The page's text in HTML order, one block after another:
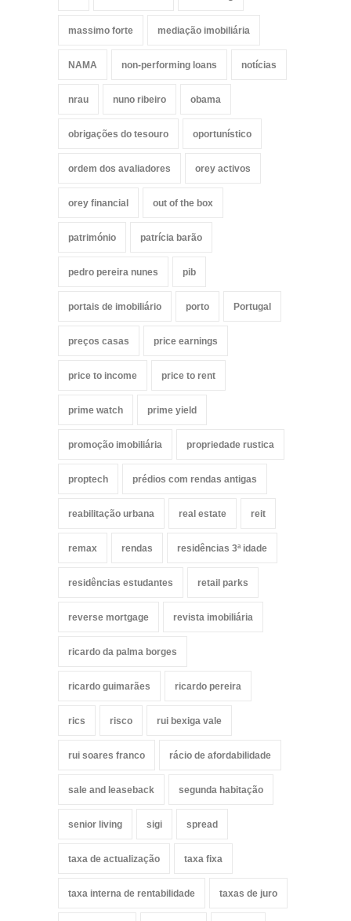
massimo forte mediação imobiliária
NAMA non-performing loans notícias
nrau nuno ribeiro obama
obrigações do tesouro oportunístico
ordem dos avaliadores orey activos
orey financial out of the box
património patrícia barão
pedro pereira nunes pib
portais de imobiliário porto Portugal
preços casas price earnings
price to income price to rent
prime watch prime yield
promoção imobiliária propriedade rustica
proptech prédios com rendas antigas
reabilitação urbana real estate reit
remax rendas residências 3ª idade
residências estudantes retail parks
reverse mortgage revista imobiliária
ricardo da palma borges
ricardo guimarães ricardo pereira
rics risco rui bexiga vale
rui soares franco rácio de afordabilidade
sale and leaseback segunda habitação
senior living sigi spread
taxa de actualização taxa fixa
taxa interna de rentabilidade taxas de juro